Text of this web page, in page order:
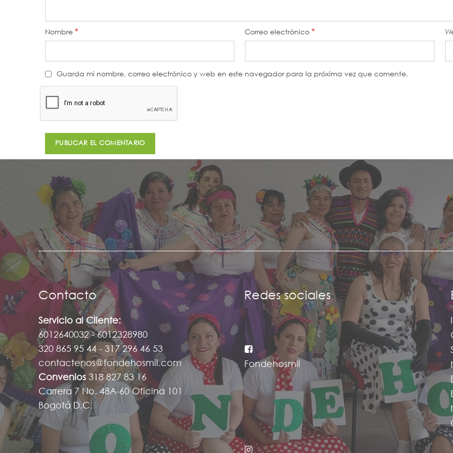
Nombre * Correo electrónico*
Guarda mi nombre, correo electrónico y web en este navegador para la próxima vez que comente.
Contacto
Servicio al Cliente:
6012640032 - 6012328980
320 865 95 44 - 317 296 46 53
contactenos@fondehosmil.com
Convenios 318 827 83 16
Carrera 7 No. 48A-60 Oficina 101
Bogotá D.C.
Redes sociales
Fondehosmil